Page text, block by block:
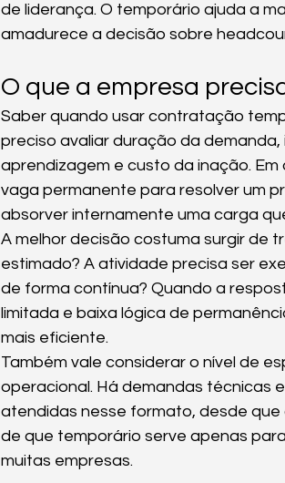
de liderança. O temporário ajuda a
amadurece a decisão sobre
O que a empresa
Saber quando usar contratação
preciso avaliar duração da
aprendizagem e custo da inação.
vaga permanente para resolver um
absorver internamente uma carga
A melhor decisão costuma surgir de
estimado? A atividade precisa ser
de forma contínua? Quando a
limitada e baixa lógica de
mais eficiente.
Também vale considerar o nível de
operacional. Há demandas técnicas
atendidas nesse formato, desde
de que temporário serve apenas
muitas empresas.